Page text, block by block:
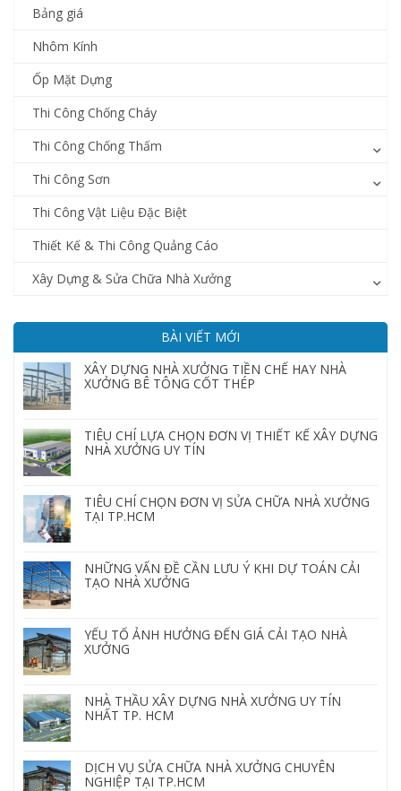
Bảng giá
Nhôm Kính
Ốp Mặt Dựng
Thi Công Chống Cháy
Thi Công Chống Thấm
Thi Công Sơn
Thi Công Vật Liệu Đặc Biệt
Thiết Kế & Thi Công Quảng Cáo
Xây Dựng & Sửa Chữa Nhà Xưởng
BÀI VIẾT MỚI
XÂY DỰNG NHÀ XƯỞNG TIỀN CHẾ HAY NHÀ
XƯỞNG BÊ TÔNG CỐT THÉP
TIÊU CHÍ LỰA CHỌN ĐƠN VỊ THIẾT KẾ XÂY DỰNG
NHÀ XƯỞNG UY TÍN
TIÊU CHÍ CHỌN ĐƠN VỊ SỬA CHỮA NHÀ XƯỞNG
TẠI TP.HCM
NHỮNG VẤN ĐỀ CẦN LƯU Ý KHI DỰ TOÁN CẢI
TẠO NHÀ XƯỞNG
YẾU TỐ ẢNH HƯỞNG ĐẾN GIÁ CẢI TẠO NHÀ
XƯỞNG
NHÀ THẦU XÂY DỰNG NHÀ XƯỞNG UY TÍN
NHẤT TP. HCM
DỊCH VỤ SỬA CHỮA NHÀ XƯỞNG CHUYÊN
NGHIỆP TẠI TP.HCM